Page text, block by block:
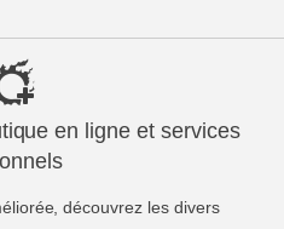
en ligne et services
découvrez les divers